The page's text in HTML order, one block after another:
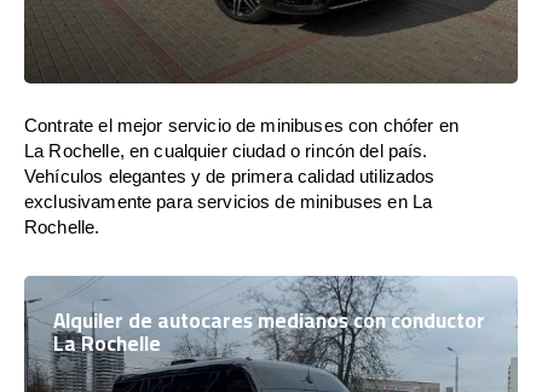
Contrate el mejor servicio de minibuses con chófer en
La Rochelle, en cualquier ciudad o rincón del país.
Vehículos elegantes y de primera calidad utilizados
exclusivamente para servicios de minibuses en La
Rochelle.
Alquiler de autocares medianos con conductor
La Rochelle